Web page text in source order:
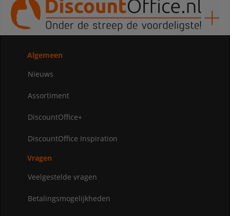
Algemeen
Nieuws
Assortiment
DiscountOffice+
DiscountOffice Inspiration
Vragen
Veelgestelde vragen
Betalingsmogelijkheden